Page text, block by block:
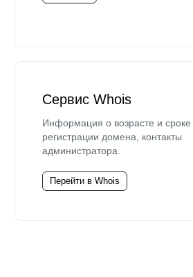
Сервис Whois
Информация о возрасте и сроке
регистрации домена, контакты
администратора.
Перейти в Whois